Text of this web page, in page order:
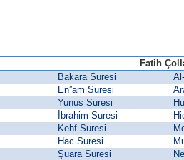
Fatih
Bakara Suresi
En”am Suresi
Yunus Suresi
İbrahim Suresi
Kehf Suresi
Hac Suresi
Şuara Suresi